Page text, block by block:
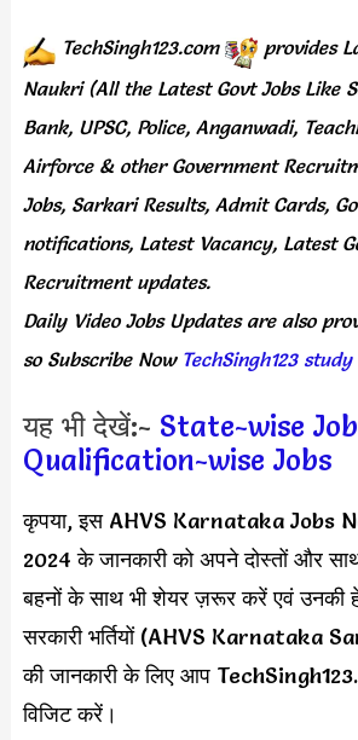
TechSingh123.com provides
Naukri (All the Latest Govt Jobs Like
Bank, UPSC, Police, Anganwadi,
Airforce & other Government
Jobs, Sarkari Results, Admit Cards,
notifications, Latest Vacancy, Latest
Recruitment updates.
Daily Video Jobs Updates are also
so Subscribe Now TechSingh123
यह भी देखें:- State-wise
Qualification-wise Jobs
कृपया, इस AHVS Karnataka Jobs
2024 के जानकारी को अपने दोस्तों और
बहनों के साथ भी शेयर ज़रूर करें एवं उनकी
सरकारी भर्तियों (AHVS Karnataka
की जानकारी के लिए आप
विजिट करें।